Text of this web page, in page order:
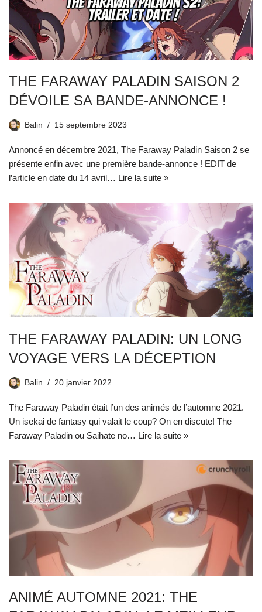
THE FARAWAY PALADIN SAISON 2
DÉVOILE SA BANDE-ANNONCE !
Balin 15 septembre 2023
Annoncé en décembre 2021, The Faraway Paladin Saison 2 se
présente enfin avec une première bande-annonce ! EDIT de
l’article en date du 14 avril… Lire la suite »
THE FARAWAY PALADIN: UN LONG
VOYAGE VERS LA DÉCEPTION
Balin 20 janvier 2022
The Faraway Paladin était l’un des animés de l’automne 2021.
Un isekai de fantasy qui valait le coup? On en discute! The
Faraway Paladin ou Saihate no… Lire la suite »
ANIMÉ AUTOMNE 2021: THE